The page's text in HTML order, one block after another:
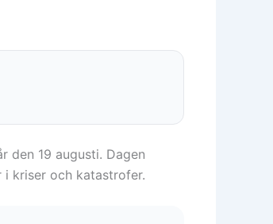
den 19 augusti. Dagen
i kriser och katastrofer.